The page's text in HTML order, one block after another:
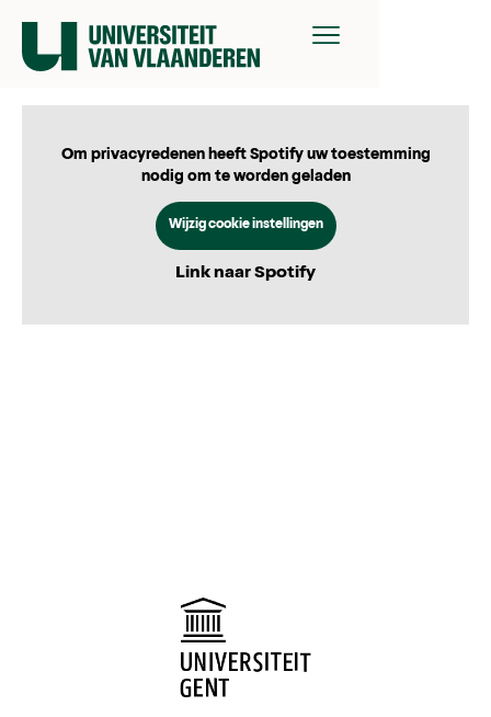
Om privacyredenen heeft Spotify uw toestemming
nodig om te worden geladen
Wijzig cookie instellingen
Link naar Spotify